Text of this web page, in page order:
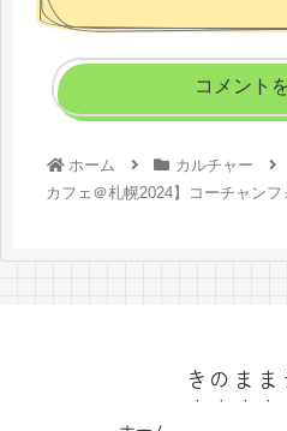
コメント
ホーム カルチャー
カフェ＠札幌2024】コーチャン
きのまま